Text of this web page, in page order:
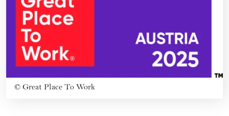
© Great Place To Work